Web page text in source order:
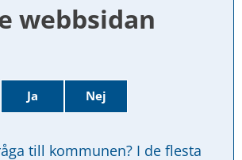
webbsidan
Ja Nej
till kommunen? I de flesta